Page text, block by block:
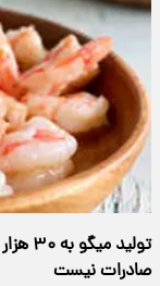
صادرات نیست